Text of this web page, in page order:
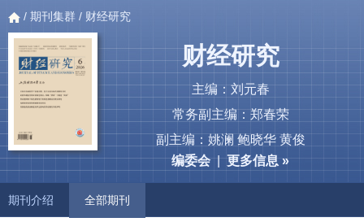
/ 期刊集群 / 财经研究
财经研究
主编：刘元春
常务副主编：郑春荣
副主编：姚澜 鲍晓华 黄俊
编委会|更多信息 »
期刊介绍 全部期刊